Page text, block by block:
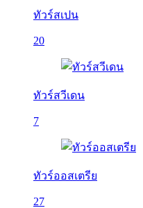
ทัวร์สเปน
20
ทัวร์สวีเดน
7
ทัวร์ออสเตรีย
27